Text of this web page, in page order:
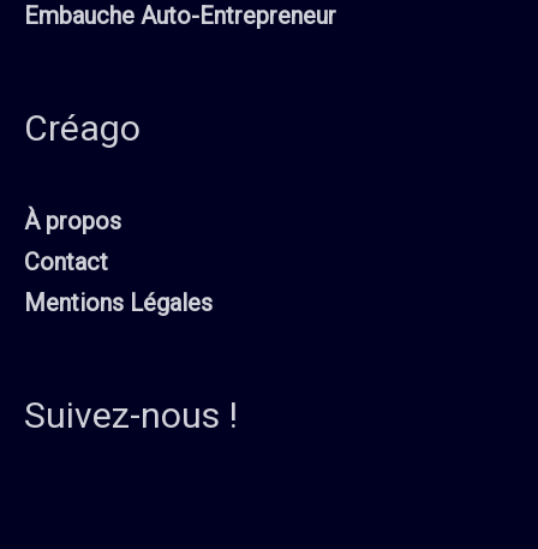
Embauche Auto-Entrepreneur
Créago
À propos
Contact
Mentions Légales
Suivez-nous !